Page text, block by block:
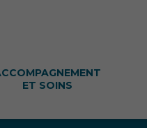
ET SOINS